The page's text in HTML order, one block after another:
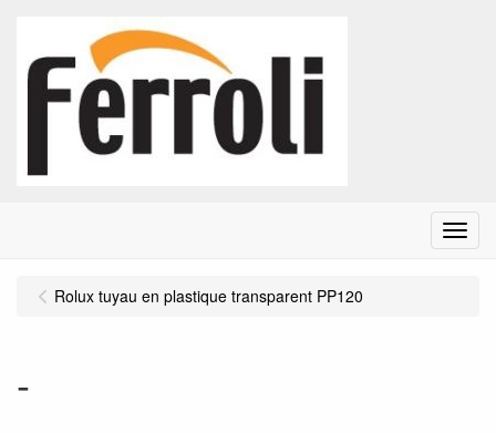
Menu
Rolux tuyau en plastique transparent PP120
-